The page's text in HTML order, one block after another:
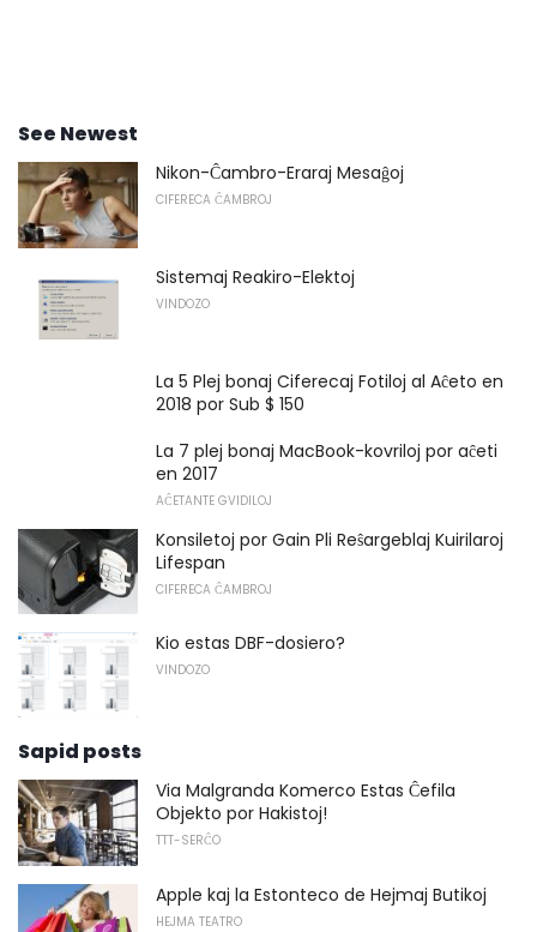
See Newest
Nikon-Ĉambro-Eraraj Mesaĝoj
CIFERECA ĈAMBROJ
Sistemaj Reakiro-Elektoj
VINDOZO
La 5 Plej bonaj Ciferecaj Fotiloj al Aĉeto en
2018 por Sub $ 150
La 7 plej bonaj MacBook-kovriloj por aĉeti
en 2017
AĈETANTE GVIDILOJ
Konsiletoj por Gain Pli Reŝargeblaj Kuirilaroj
Lifespan
CIFERECA ĈAMBROJ
Kio estas DBF-dosiero?
VINDOZO
Sapid posts
Via Malgranda Komerco Estas Ĉefila
Objekto por Hakistoj!
TTT-SERĈO
Apple kaj la Estonteco de Hejmaj Butikoj
HEJMA TEATRO